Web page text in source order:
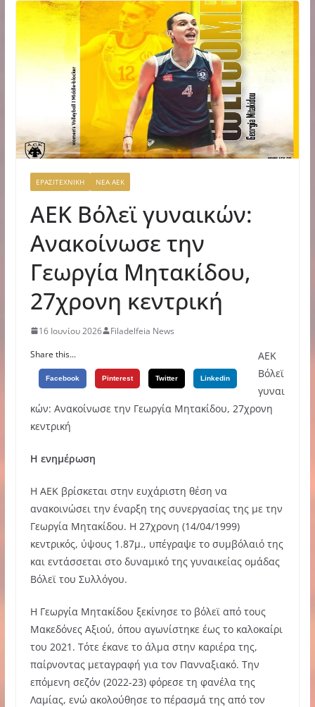
ΕΡΑΣΙΤΕΧΝΙΚΗ ΝΕΑ ΑΕΚ
ΑΕΚ Βόλεϊ γυναικών:
Ανακοίνωσε την
Γεωργία Μητακίδου,
27χρονη κεντρική
16 Ιουνίου 2026
Filadelfeia News
Share this...
Facebook Pinterest Twitter Linkedin
ΑΕΚ
Βόλεϊ
γυναι
κών: Ανακοίνωσε την Γεωργία Μητακίδου, 27χρονη
κεντρική
Η ενημέρωση
Η ΑΕΚ βρίσκεται στην ευχάριστη θέση να
ανακοινώσει την έναρξη της συνεργασίας της με την
Γεωργία Μητακίδου. Η 27χρονη (14/04/1999)
κεντρικός, ύψους 1.87μ., υπέγραψε το συμβόλαιό της
και εντάσσεται στο δυναμικό της γυναικείας ομάδας
Βόλεϊ του Συλλόγου.
Η Γεωργία Μητακίδου ξεκίνησε το βόλεϊ από τους
Μακεδόνες Αξιού, όπου αγωνίστηκε έως το καλοκαίρι
του 2021. Τότε έκανε το άλμα στην καριέρα της,
παίρνοντας μεταγραφή για τον Πανναξιακό. Την
επόμενη σεζόν (2022-23) φόρεσε τη φανέλα της
Λαμίας, ενώ ακολούθησε το πέρασμά της από τον